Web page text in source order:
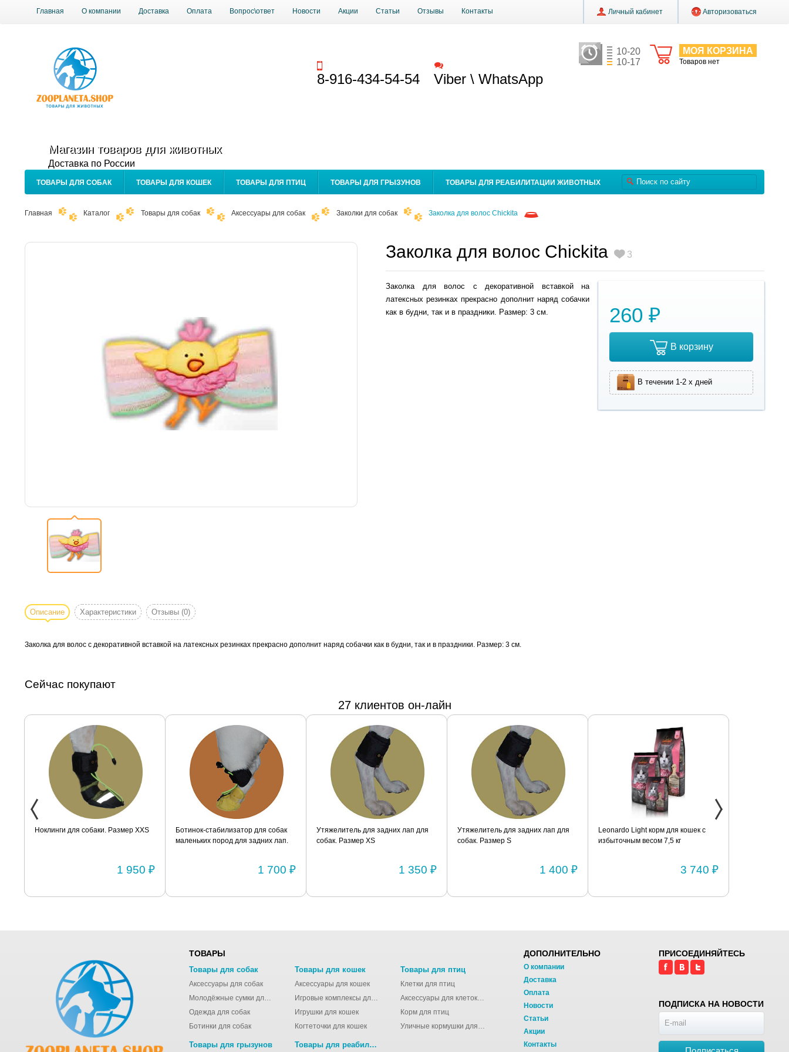
Главная О компании Доставка Оплата Вопрос\ответ Новости Акции Статьи Отзывы Контакты Личный кабинет Авторизоваться
МОЯ КОРЗИНА
Товаров нет
10-20
10-17
Магазин товаров для животных
Доставка по России
8-916-434-54-54 Viber \ WhatsApp
ТОВАРЫ ДЛЯ СОБАК ТОВАРЫ ДЛЯ КОШЕК ТОВАРЫ ДЛЯ ПТИЦ ТОВАРЫ ДЛЯ ГРЫЗУНОВ ТОВАРЫ ДЛЯ РЕАБИЛИТАЦИИ ЖИВОТНЫХ
Главная Каталог Товары для собак Аксессуары для собак Заколки для собак Заколка для волос Chickita
Заколка для волос Chickita 3
260 ₽
В корзину
В течении 1-2 х дней
Заколка для волос с декоративной вставкой на
латексных резинках прекрасно дополнит наряд собачки
как в будни, так и в праздники. Размер: 3 см.
Описание Характеристики Отзывы (0)
Заколка для волос с декоративной вставкой на латексных резинках прекрасно дополнит наряд собачки как в будни, так и в праздники. Размер: 3 см.
Сейчас покупают
27 клиентов он-лайн
Ноклинги для собаки. Размер XXS
1 950 ₽
Ботинок-стабилизатор для собак
маленьких пород для задних лап.
1 700 ₽
Утяжелитель для задних лап для
собак. Размер XS
1 350 ₽
Утяжелитель для задних лап для
собак. Размер S
1 400 ₽
Leonardo Light корм для кошек с
избыточным весом 7,5 кг
3 740 ₽
ТОВАРЫ
Товары для собак
Аксессуары для собак
Молодёжные сумки для девушек
Одежда для собак
Ботинки для собак
Товары для кошек
Аксессуары для кошек
Игровые комплексы для кошек
Игрушки для кошек
Когтеточки для кошек
Товары для птиц
Клетки для птиц
Аксессуары для клеток для птиц
Корм для птиц
Уличные кормушки для птиц
Товары для грызунов Товары для реабилитации животных
ДОПОЛНИТЕЛЬНО
О компании
Доставка
Оплата
Новости
Статьи
Акции
Контакты
ПРИСОЕДИНЯЙТЕСЬ
ПОДПИСКА НА НОВОСТИ